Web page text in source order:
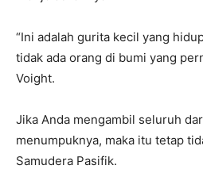
“Ini adalah gurita kecil yang
tidak ada orang di bumi yang
Voight.
Jika Anda mengambil seluruh
menumpuknya, maka itu tetap
Samudera Pasifik.